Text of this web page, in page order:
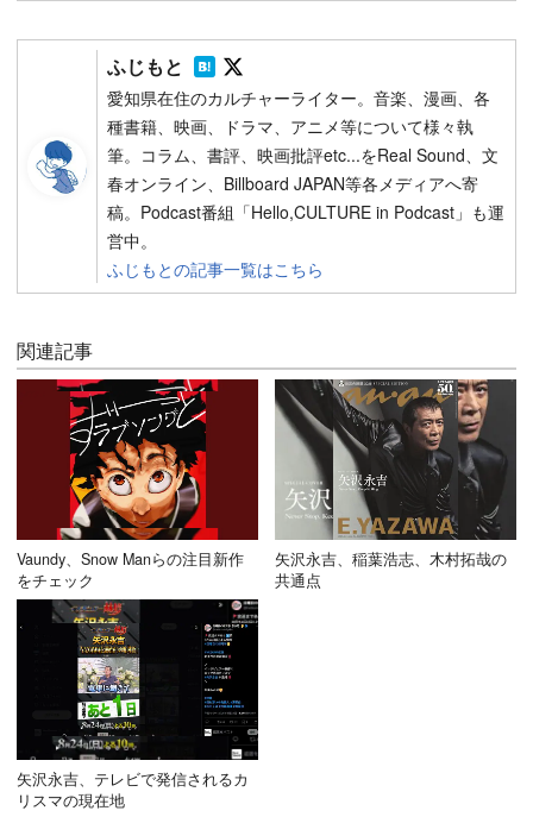
ふじもと Follow on SNS
愛知県在住のカルチャーライター。音楽、漫画、各
種書籍、映画、ドラマ、アニメ等について様々執
筆。コラム、書評、映画批評etc...をReal Sound、文
春オンライン、Billboard JAPAN等各メディアへ寄
稿。Podcast番組「Hello,CULTURE in Podcast」も運
営中。
ふじもとの記事一覧はこちら
関連記事
Vaundy、Snow Manらの注目新作
をチェック
矢沢永吉、稲葉浩志、木村拓哉の
共通点
矢沢永吉、テレビで発信されるカ
リスマの現在地